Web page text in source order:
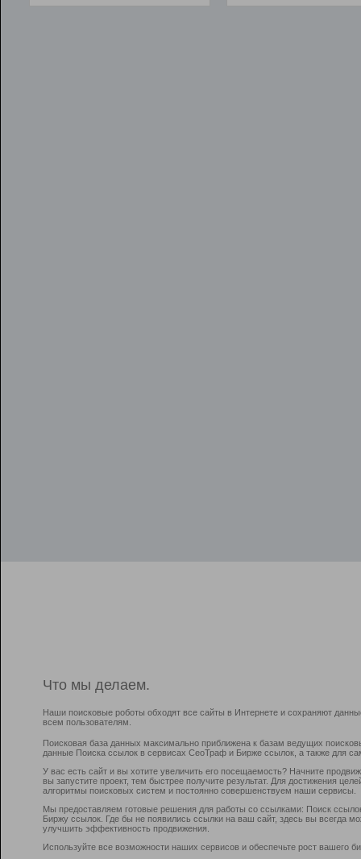
Что мы делаем.
Наши поисковые роботы обходят все сайты в Интернете и сохраняют
всем пользователям.
Поисковая база данных максимально приближена к базам ведущих
данные Поиска ссылок в сервисах СеоТраф и Бирже ссылок, а также для
У вас есть сайт и вы хотите увеличить его посещаемость? Начните
вы запустите проект, тем быстрее получите результат. Для достижения
алгоритмы поисковых систем и постоянно совершенствуем наши сервисы.
Мы предоставляем готовые решения для работы со ссылками: Поиск
Биржу ссылок. Где бы не появились ссылки на ваш сайт, здесь вы всегда
улучшить эффективность продвижения.
Используйте все возможности наших сервисов и обеспечьте рост вашего